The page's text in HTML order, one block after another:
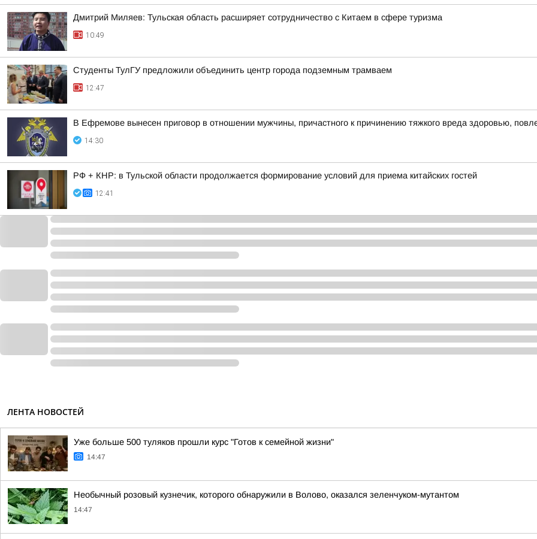
Дмитрий Миляев: Тульская область расширяет сотрудничество с Китаем в сфере туризма
10:49
Студенты ТулГУ предложили объединить центр города подземным трамваем
12:47
В Ефремове вынесен приговор в отношении мужчины, причастного к причинению тяжкого вреда здоровью,
14:30
РФ + КНР: в Тульской области продолжается формирование условий для приема китайских гостей
12:41
ЛЕНТА НОВОСТЕЙ
Уже больше 500 туляков прошли курс "Готов к семейной жизни"
14:47
Необычный розовый кузнечик, которого обнаружили в Волово, оказался зеленчуком-мутантом
14:47